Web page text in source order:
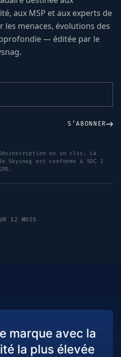
aux MSP et aux experts de
les menaces, évolutions des
— éditée par le
S’ABONNER
Désinscription en un clic. La
est conforme à SOC 2
12 MOIS
marque avec la
la plus élevée